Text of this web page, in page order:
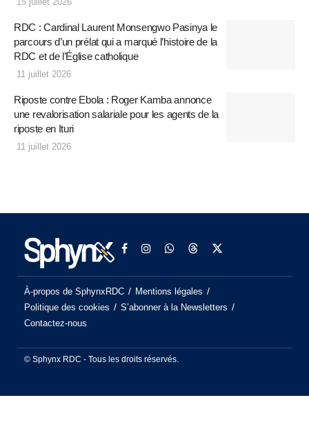
RDC : Cardinal Laurent Monsengwo Pasinya le
parcours d’un prélat qui a marqué l’histoire de la
RDC et de l’Église catholique
11 juillet 2026
Riposte contre Ebola : Roger Kamba annonce
une revalorisation salariale pour les agents de la
riposte en Ituri
11 juillet 2026
À-propos de SphynxRDC
Mentions légales
Politique des cookies
S’abonner à la Newsletters
Contactez-nous
© Sphynx RDC - Tous les droits réservés.